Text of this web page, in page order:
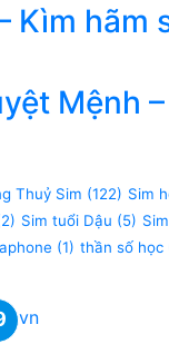
Kìm
Mệnh
Thuỷ Sim (122) Sim
Sim tuổi Dậu (5)
(1) thần số học